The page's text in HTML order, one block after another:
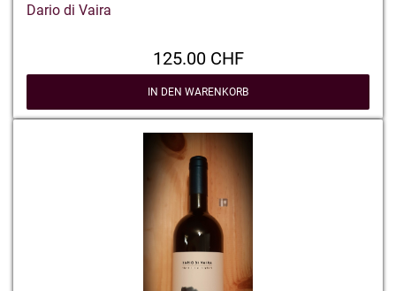
Dario di Vaira
125.00 CHF
IN DEN WARENKORB